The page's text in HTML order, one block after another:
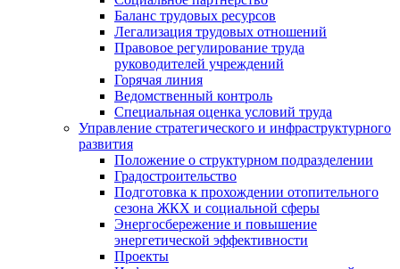
Баланс трудовых ресурсов
Легализация трудовых отношений
Правовое регулирование труда
руководителей учреждений
Горячая линия
Ведомственный контроль
Специальная оценка условий труда
Управление стратегического и инфраструктурного
развития
Положение о структурном подразделении
Градостроительство
Подготовка к прохождении отопительного
сезона ЖКХ и социальной сферы
Энергосбережение и повышение
энергетической эффективности
Проекты